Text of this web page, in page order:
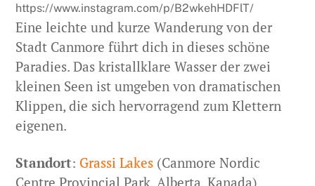
https://www.instagram.com/p/B2wkehHDFlT/
Eine leichte und kurze Wanderung von der
Stadt Canmore führt dich in dieses schöne
Paradies. Das kristallklare Wasser der zwei
kleinen Seen ist umgeben von dramatischen
Klippen, die sich hervorragend zum Klettern
eigenen.
Standort: Grassi Lakes (Canmore Nordic
Centre Provincial Park, Alberta, Kanada)